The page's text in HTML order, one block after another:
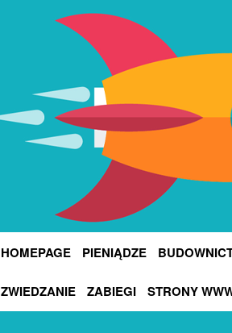
HOMEPAGE PIENIĄDZE
ZWIEDZANIE ZABIEGI STRONY